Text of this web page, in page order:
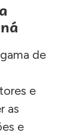
de
e
as
e